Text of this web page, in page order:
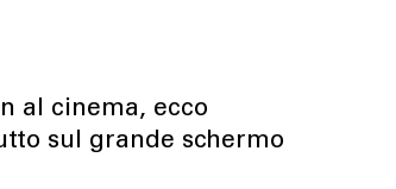
al cinema, ecco
sul grande schermo